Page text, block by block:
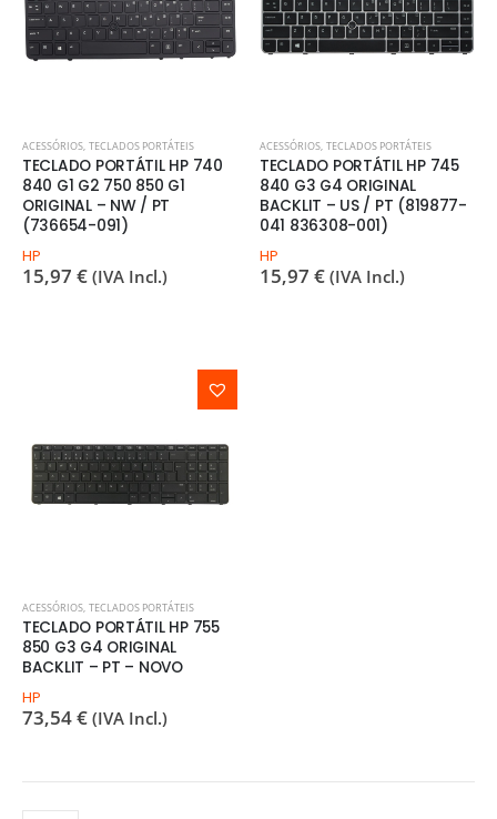
ACESSÓRIOS, TECLADOS PORTÁTEIS
TECLADO PORTÁTIL HP 740
840 G1 G2 750 850 G1
ORIGINAL – NW / PT
(736654-091)
HP
15,97 € (IVA Incl.)
ACESSÓRIOS, TECLADOS PORTÁTEIS
TECLADO PORTÁTIL HP 745
840 G3 G4 ORIGINAL
BACKLIT – US / PT (819877-
041 836308-001)
HP
15,97 € (IVA Incl.)
ACESSÓRIOS, TECLADOS PORTÁTEIS
TECLADO PORTÁTIL HP 755
850 G3 G4 ORIGINAL
BACKLIT – PT – NOVO
HP
73,54€ (IVA Incl.)